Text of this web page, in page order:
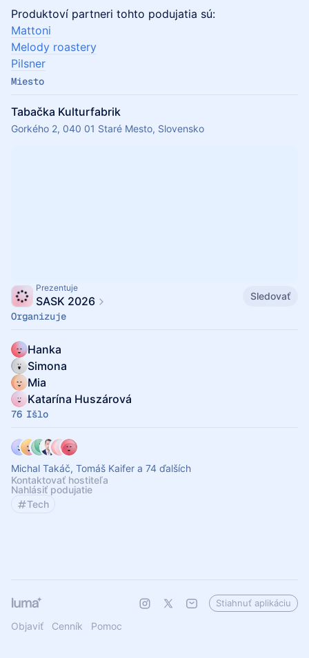
Produktoví partneri tohto podujatia sú:
Mattoni
Melody roastery
Pilsner
Miesto
Tabačka Kulturfabrik
Gorkého 2, 040 01 Staré Mesto, Slovensko
Prezentuje
SASK 2026 Sledovať
Organizuje
Hanka
Simona
Mia
Katarína Huszárová
76 Išlo
Michal Takáč, Tomáš Kaifer a 74 ďalších
Kontaktovať hostiteľa
Nahlásiť podujatie
Tech
Objaviť Cenník Pomoc
Stiahnuť aplikáciu